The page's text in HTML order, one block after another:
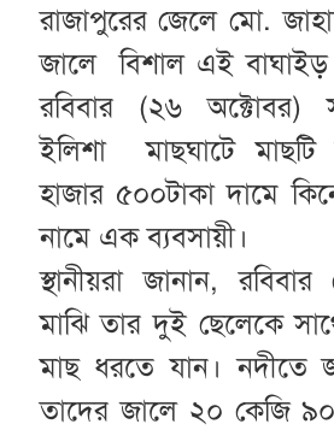
রাজাপুরের জেলে মো.
জালে বিশাল এই বাঘাইড়
রবিবার (২৬ অক্টোবর)
ইলিশা মাছঘাটে
হাজার ৫০০টাকা দামে
নামে এক ব্যবসায়ী।
স্থানীয়রা জানান, রবিবার
মাঝি তার দুই ছেলেকে
মাছ ধরতে যান। নদীতে
তাদের জালে ২০ কেজি